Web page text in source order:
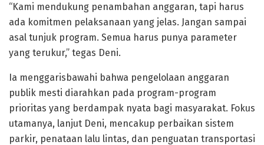
“Kami mendukung penambahan anggaran, tapi harus
ada komitmen pelaksanaan yang jelas. Jangan sampai
asal tunjuk program. Semua harus punya parameter
yang terukur,” tegas Deni.
Ia menggarisbawahi bahwa pengelolaan anggaran
publik mesti diarahkan pada program-program
prioritas yang berdampak nyata bagi masyarakat. Fokus
utamanya, lanjut Deni, mencakup perbaikan sistem
parkir, penataan lalu lintas, dan penguatan transportasi